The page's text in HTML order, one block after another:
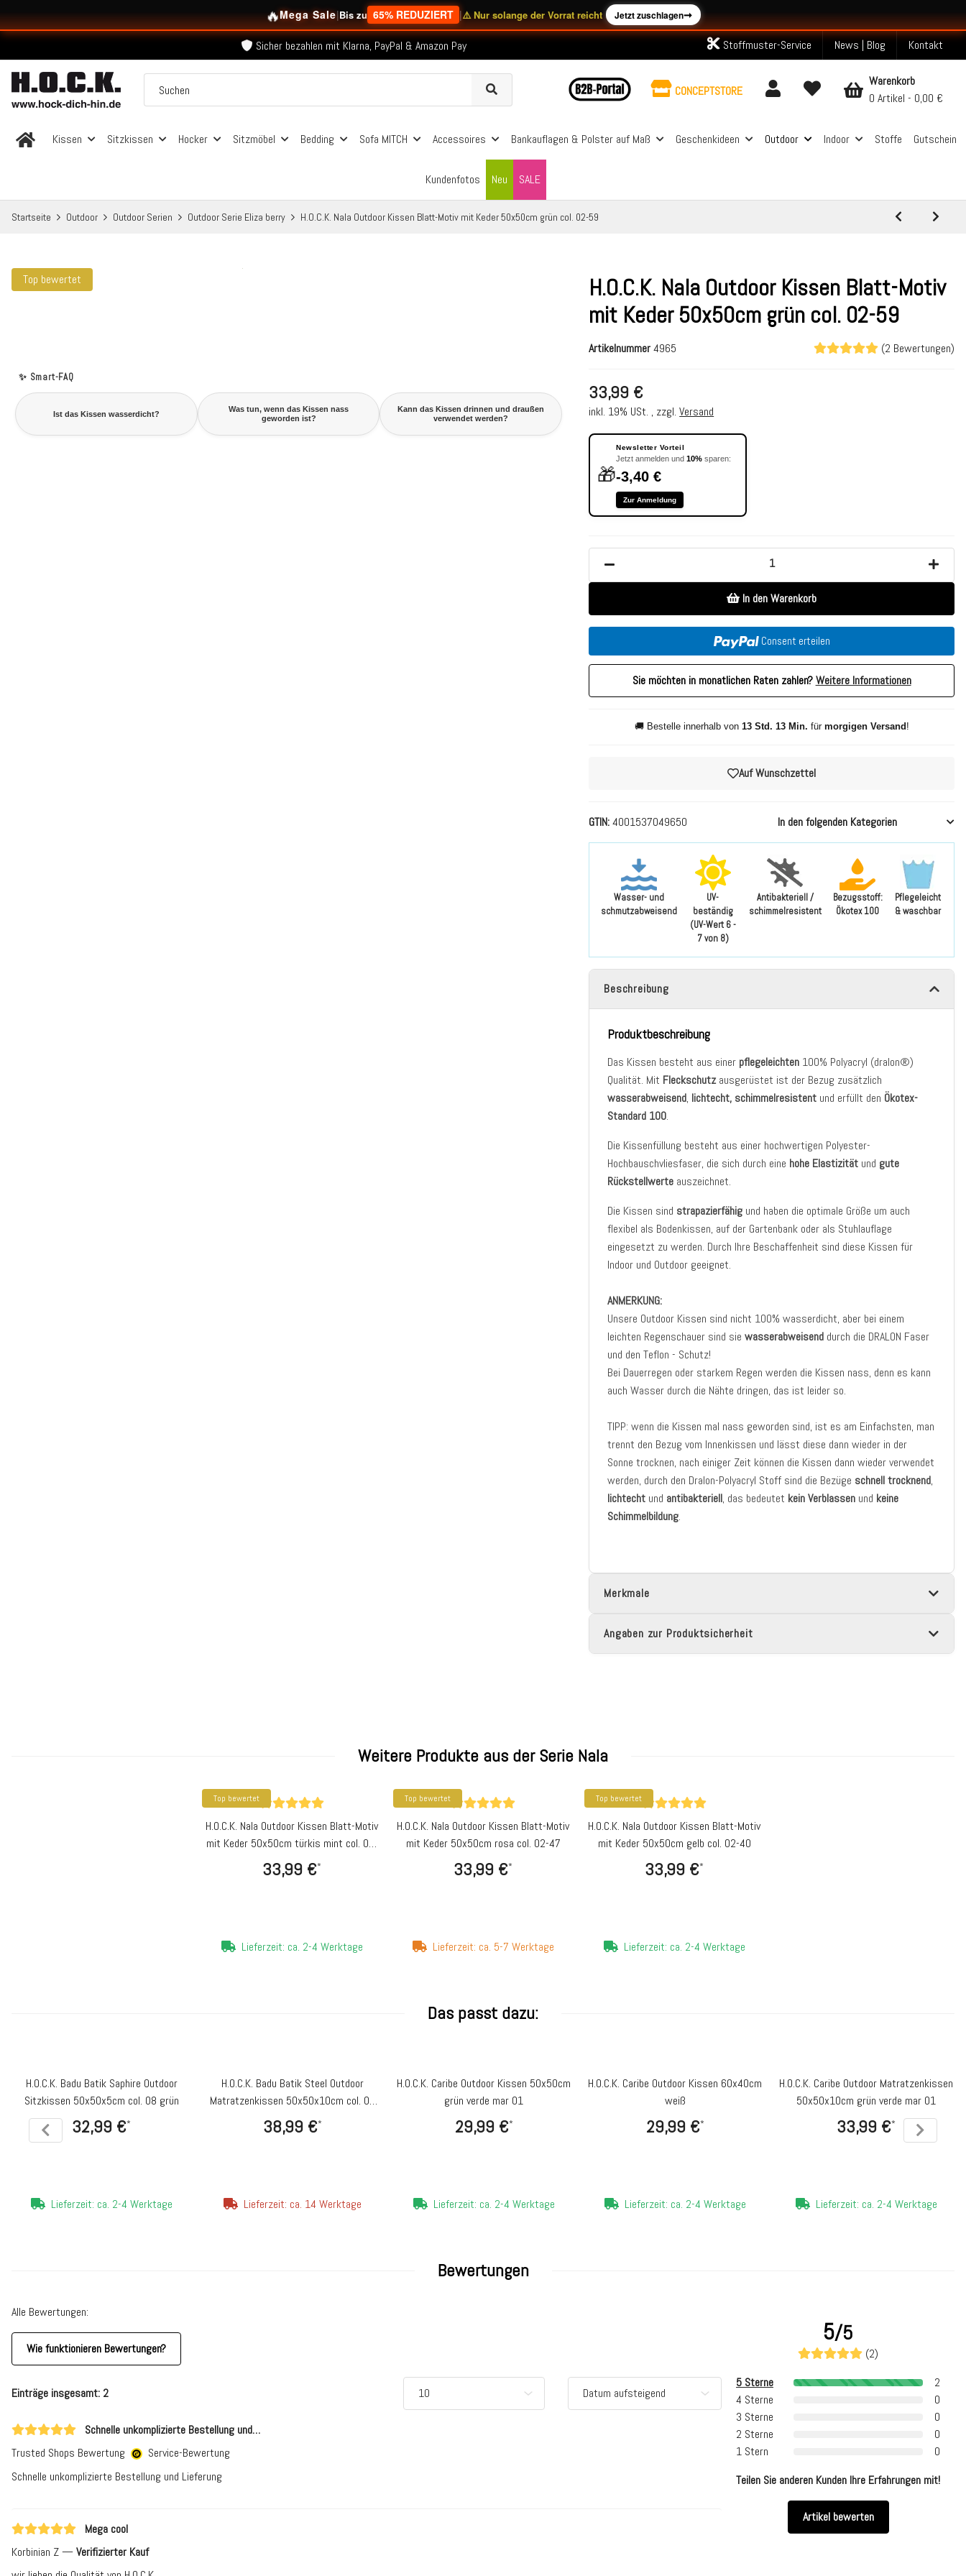
🔥Mega Sale|Bis zu 65% REDUZIERT |⚠️ Nur solange der Vorrat reicht Jetzt zuschlagen➞
Kostenloser Versand innerhalb Deutschlands ab 99€ Bestellwert
Über 120.000 erfolgreich versendete Bestellungen
Sicher bezahlen mit Klarna, PayPal & Amazon Pay
Kostenloser Versand innerhalb Deutschlands ab 99€ Bestellwert
Stoffmuster-Service News | Blog Kontakt
Kissen Sitzkissen Hocker Sitzmöbel Bedding Sofa MITCH Accessoires Bankauflagen & Polster auf Maß Geschenkideen Outdoor Indoor Stoffe Gutschein
Kundenfotos SALE
Neu
CONCEPTSTORE
Warenkorb
0 Artikel
0,00 €
Startseite Outdoor Outdoor Serien Outdoor Serie Eliza berry H.O.C.K. Nala Outdoor Kissen Blatt-Motiv mit Keder 50x50cm grün col. 02-59
Top bewertet
✨ Smart-FAQ
Ist das Kissen wasserdicht?
Was tun, wenn das Kissen nass
geworden ist?
Kann das Kissen drinnen und draußen
verwendet werden?
H.O.C.K. Nala Outdoor Kissen Blatt-Motiv
mit Keder 50x50cm grün col. 02-59
(2 Bewertungen)
Artikelnummer4965
Wasser- und
schmutzabweisend
UV-
beständig
(UV-Wert 6 -
7 von 8)
Antibakteriell /
schimmelresistent
Bezugsstoff:
Ökotex 100
Pflegeleicht
& waschbar
GTIN 4001537049650 In den folgenden Kategorien
33,99 €
inkl. 19% USt. , zzgl.Versand
🎁
Newsletter Vorteil
Jetzt anmelden und10% sparen:
-3,40 €
Zur Anmeldung
Auf Wunschzettel
In den Warenkorb
Consent erteilen
Sie möchten in monatlichen Raten zahlen?Weitere Informationen
🚚 Bestelle innerhalb von 13 Std. 13 Min. für morgigen Versand !
Beschreibung
Produktbeschreibung
Das Kissen besteht aus einer pflegeleichten 100% Polyacryl (dralon®)
Qualität. Mit Fleckschutzausgerüstet ist der Bezug zusätzlich
wasserabweisend, lichtecht, schimmelresistent und erfüllt den Ökotex-
Standard 100.
Die Kissenfüllung besteht aus einer hochwertigen Polyester-
Hochbauschvliesfaser, die sich durch eine hohe Elastizität und gute
Rückstellwerte auszeichnet.
Die Kissen sind strapazierfähig und haben die optimale Größe um auch
flexibel als Bodenkissen, auf der Gartenbank oder als Stuhlauflage
eingesetzt zu werden. Durch Ihre Beschaffenheit sind diese Kissen für
Indoor und Outdoor geeignet.
ANMERKUNG:
Unsere Outdoor Kissen sind nicht 100% wasserdicht, aber bei einem
leichten Regenschauer sind siewasserabweisend durch die DRALON Faser
und den Teflon - Schutz!
Bei Dauerregen oder starkem Regen werden die Kissen nass, denn es kann
auch Wasser durch die Nähte dringen, das ist leider so.
TIPP: wenn die Kissen mal nass geworden sind, ist es am Einfachsten, man
trennt den Bezug vom Innenkissen und lässt diese dann wieder in der
Sonne trocknen, nach einiger Zeit können die Kissen dann wieder verwendet
werden, durch den Dralon-Polyacryl Stoff sind die Bezüge schnell trocknend,
lichtecht und antibakteriell, das bedeutet kein Verblassen und keine
Schimmelbildung.
Merkmale
Angaben zur Produktsicherheit
Bewertungen
5/5
(2)
5 Sterne
2
4 Sterne
0
3 Sterne
0
2 Sterne
0
1 Stern
0
Teilen Sie anderen Kunden Ihre Erfahrungen mit!
Artikel bewerten
Alle Bewertungen:
Wie funktionieren Bewertungen?
Einträge insgesamt: 2
Schnelle unkomplizierte Bestellung und…
Trusted Shops Bewertung
Service-Bewertung
Schnelle unkomplizierte Bestellung und Lieferung
Mega cool
Korbinian Z
Verifizierter Kauf
Weitere Produkte aus der Serie Nala
Top bewertet
H.O.C.K. Nala Outdoor Kissen Blatt-Motiv
mit Keder 50x50cm türkis mint col. 02-
27
33,99 €*
Lieferzeit: ca. 2-4 Werktage
Top bewertet
H.O.C.K. Nala Outdoor Kissen Blatt-Motiv
mit Keder 50x50cm rosa col. 02-47
33,99 €*
Lieferzeit: ca. 5-7 Werktage
Top bewertet
H.O.C.K. Nala Outdoor Kissen Blatt-Motiv
mit Keder 50x50cm gelb col. 02-40
33,99 €*
Lieferzeit: ca. 2-4 Werktage
Das passt dazu:
H.O.C.K. Badu Batik Saphire Outdoor
Sitzkissen 50x50x5cm col. 08 grün
32,99 €*
Lieferzeit: ca. 2-4 Werktage
H.O.C.K. Badu Batik Steel Outdoor
Matratzenkissen 50x50x10cm col. 08
grün
38,99 €*
Lieferzeit: ca. 14 Werktage
H.O.C.K. Caribe Outdoor Kissen 50x50cm
grün verde mar 01
29,99 €*
Lieferzeit: ca. 2-4 Werktage
H.O.C.K. Caribe Outdoor Kissen 60x40cm
weiß
29,99 €*
Lieferzeit: ca. 2-4 Werktage
H.O.C.K. Caribe Outdoor Matratzenkissen
50x50x10cm grün verde mar 01
33,99 €*
Lieferzeit: ca. 2-4 Werktage